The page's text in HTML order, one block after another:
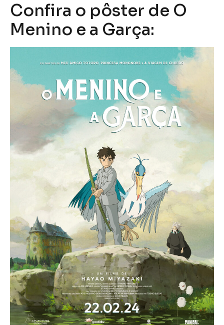
Confira o pôster de O
Menino e a Garça: